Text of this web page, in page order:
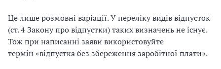
Це лише розмовні варіації. У переліку видів відпусток
(ст. 4 Закону про відпустки) таких визначень не існує.
Тож при написанні заяви використовуйте
термін «відпустка без збереження заробітної плати».